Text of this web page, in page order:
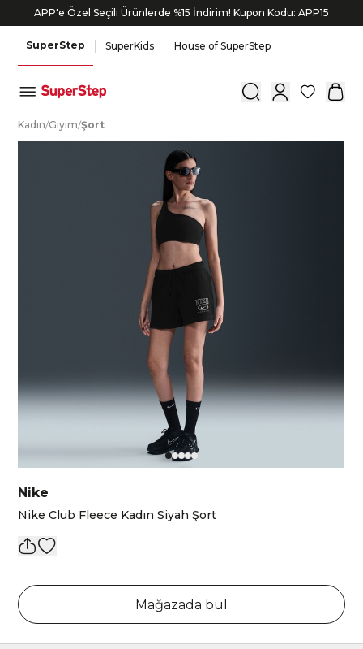
APP'e Özel Seçili Ürünlerde %15 İndirim! Kupon Kodu: APP15
SuperStep SuperKids House of SuperStep
0
Kadın/Giyim/Şort
Nike
Nike Club Fleece Kadın Siyah Şort
Mağazada bul